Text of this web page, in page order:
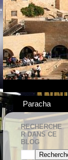
Paracha
RECHERCHE
R DANS CE
BLOG